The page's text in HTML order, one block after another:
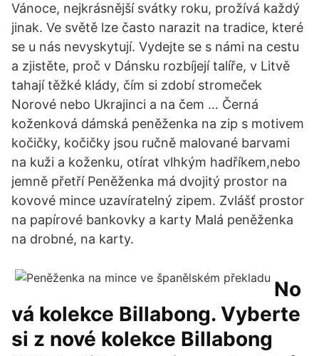
Vánoce, nejkrásnější svátky roku, prožívá každý
jinak. Ve světě lze často narazit na tradice, které
se u nás nevyskytují. Vydejte se s námi na cestu
a zjistěte, proč v Dánsku rozbíjejí talíře, v Litvě
tahají těžké klády, čím si zdobí stromeček
Norové nebo Ukrajinci a na čem … Černá
koženková dámská peněženka na zip s motivem
kočičky, kočičky jsou ručně malované barvami
na kuži a koženku, otírat vlhkým hadříkem,nebo
jemně přetří Peněženka má dvojitý prostor na
kovové mince uzavíratelný zipem. Zvlášť prostor
na papírové bankovky a karty Malá peněženka
na drobné, na karty.
No
vá kolekce Billabong. Vyberte
si z nové kolekce Billabong